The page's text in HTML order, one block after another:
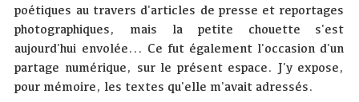
poétiques au travers d'articles de presse et reportages
photographiques, mais la petite chouette s'est
aujourd'hui envolée... Ce fut également l'occasion d'un
partage numérique, sur le présent espace. J'y expose,
pour mémoire, les textes qu'elle m'avait adressés.